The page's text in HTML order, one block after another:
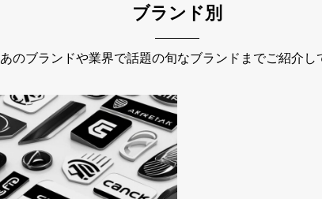
ブランド別
のブランドや業界で話題の旬なブランドまでご紹介し